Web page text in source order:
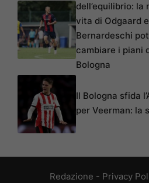
dell’equilibrio: la
vita di Odgaard e
Bernardeschi
cambiare i piani
Bologna
Il Bologna sfida
per Veerman: la
Redazione - Privacy